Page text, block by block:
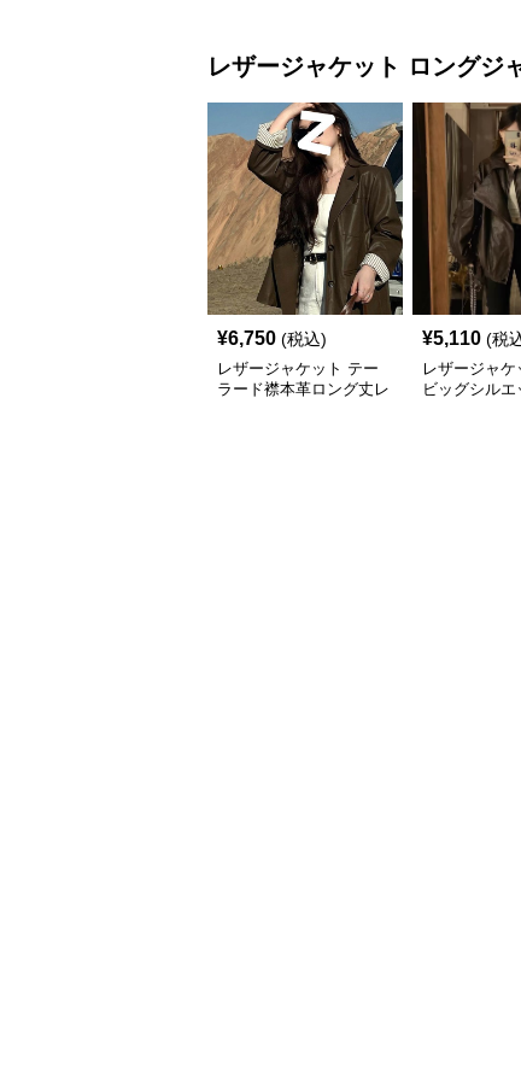
レザージャケット ロングジ
¥6,750 (税込)
レザージャケット テー
ラード襟本革ロング丈レ
¥5,110 (税
レザージャ
ビッグシル